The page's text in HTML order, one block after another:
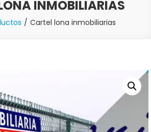
INMOBILIARIAS
Cartel lona inmobiliarias